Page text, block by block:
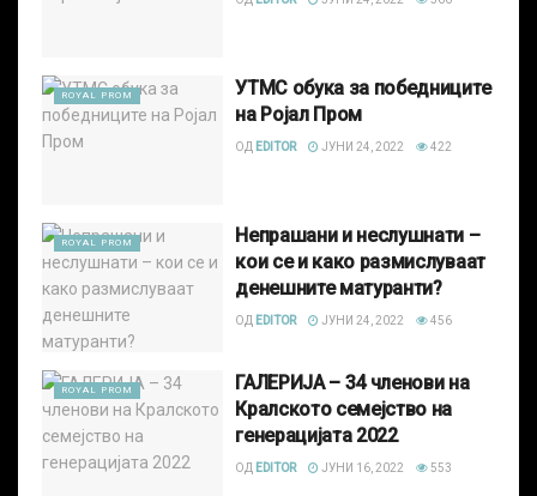
ROYAL PROM
УТМС обука за победниците
на Ројал Пром
ОД EDITOR ЈУНИ 24, 2022 422
ROYAL PROM
Непрашани и неслушнати –
кои се и како размислуваат
денешните матуранти?
ОД EDITOR ЈУНИ 24, 2022 456
ROYAL PROM
ГАЛЕРИЈА – 34 членови на
Кралското семејство на
генерацијата 2022
ОД EDITOR ЈУНИ 16, 2022 553